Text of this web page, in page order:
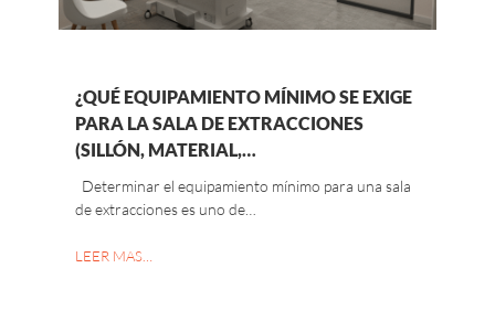
¿QUÉ EQUIPAMIENTO MÍNIMO SE EXIGE
PARA LA SALA DE EXTRACCIONES
(SILLÓN, MATERIAL,…
Determinar el equipamiento mínimo para una sala
de extracciones es uno de…
LEER MAS…